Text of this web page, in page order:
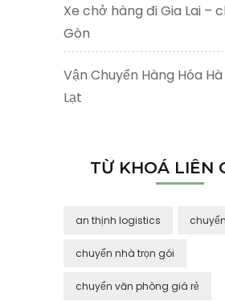
Xe chở hàng đi Gia Lai –
Gòn
Vận Chuyển Hàng Hóa
Lạt
TỪ KHOÁ LIÊN
an thịnh logistics
chuyển nhà trọn gói
chuyển văn phòng giá rẻ